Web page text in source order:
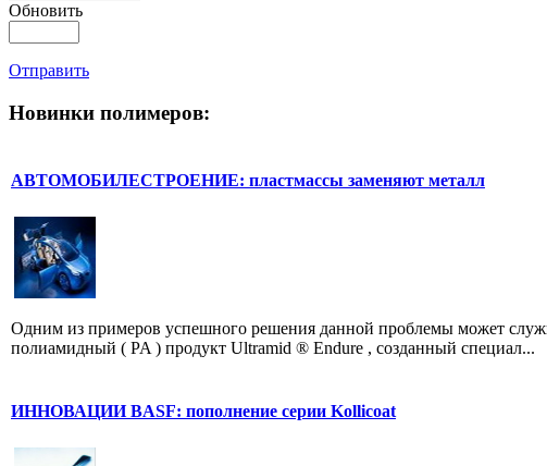
Обновить
Отправить
Новинки полимеров:
АВТОМОБИЛЕСТРОЕНИЕ: пластмассы заменяют металл
Одним из примеров успешного решения данной проблемы может
полиамидный ( PA ) продукт Ultramid ® Endure , созданный специал...
ИННОВАЦИИ BASF: пополнение серии Kollicoat